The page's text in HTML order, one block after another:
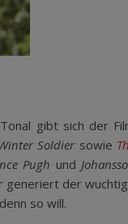
gibt sich der
Soldier sowie
Pugh und
generiert der
so will.